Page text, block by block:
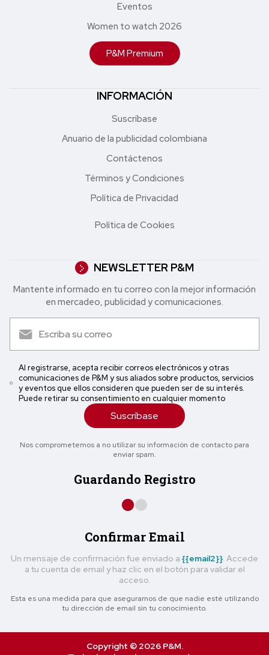
Eventos
Women to watch 2026
P&M Premium
INFORMACIÓN
Suscríbase
Anuario de la publicidad colombiana
Contáctenos
Términos y Condiciones
Política de Privacidad
Política de Cookies
NEWSLETTER P&M
Mantente informado en tu correo con la mejor in formación
en mercadeo, publicidad y comunicaciones.
Al registrarse, acepta recibir correos electrónicos y otras
comunicaciones de P&M y sus aliados sobre productos, servicios
y eventos que ellos consideren que pueden ser de su interés.
Puede retirar su consentimiento en cualquier momento
Suscríbase
Nos comprometemos a no utilizar su información de contacto para
enviar spam.
Guardando Registro
Confirmar Email
Un mensaje de confirmación fue enviado a {{email2}} . Accede
a tu cuenta de email y haz clic en el botón para validar el
acceso.
Esta es una medida para que asegurarnos de que nadie esté utilizando
tu dirección de email sin tu conocimiento.
Copyright © 2026 P&M.